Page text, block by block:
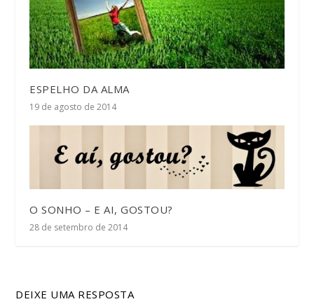
ESPELHO DA ALMA
19 de agosto de 2014
O SONHO – E AI, GOSTOU?
28 de setembro de 2014
DEIXE UMA RESPOSTA